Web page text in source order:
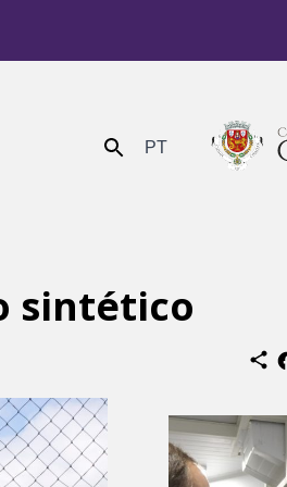
Enviar PT
sintético